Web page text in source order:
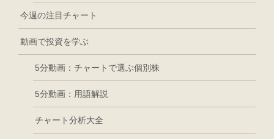
今週の注目チャート
動画で投資を学ぶ
5分動画：チャートで選ぶ個別株
5分動画：用語解説
チャート分析大全